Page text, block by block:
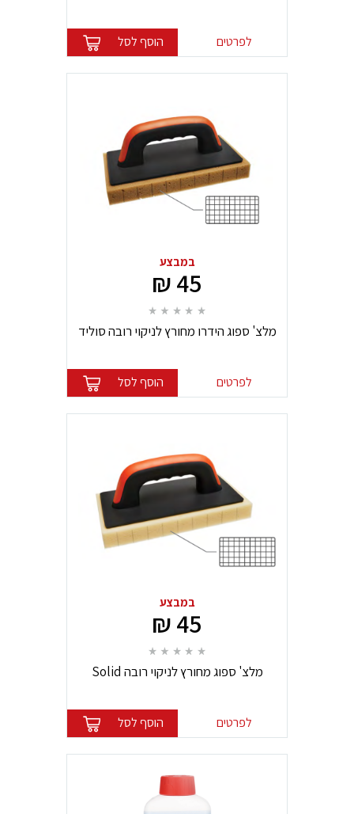
לפרטים הוסף לסל
במבצע
45 ₪
מלצ' ספוג הידרו מחורץ לניקוי רובה סוליד
לפרטים הוסף לסל
במבצע
45 ₪
מלצ' ספוג מחורץ לניקוי רובה Solid
לפרטים הוסף לסל